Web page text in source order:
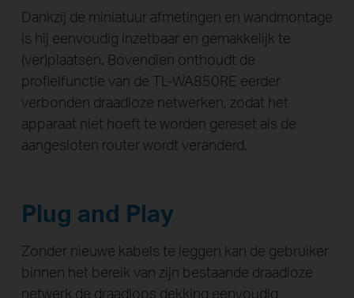
Dankzij de miniatuur afmetingen en wandmontage
is hij eenvoudig inzetbaar en gemakkelijk te
(ver)plaatsen. Bovendien onthoudt de
profielfunctie van de TL-WA850RE eerder
verbonden draadloze netwerken, zodat het
apparaat niet hoeft te worden gereset als de
aangesloten router wordt veranderd.
Plug and Play
Zonder nieuwe kabels te leggen kan de gebruiker
binnen het bereik van zijn bestaande draadloze
netwerk de draadloos dekking eenvoudig